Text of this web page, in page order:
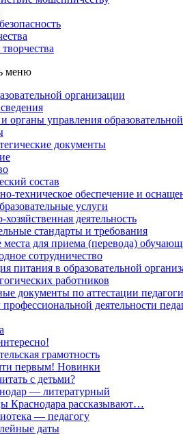
меню
организации
органы управления
документы
состав
техническое обеспечение и
услуги
деятельность
стандарты и требования
для приема (перевода)
сотрудничество
питания в образовательной
работников
документы по аттестации
профессиональной деятельности
грамотность
первым! Новинки
с детьми?
— литературный
Краснодара рассказывают…
— педагогу
даты